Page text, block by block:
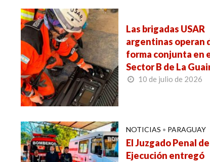
Las brigadas USAR
argentinas operan
forma conjunta en
Sector B de La
10 de julio de 2026
NOTICIAS • PARAGUAY
El Juzgado Penal de
Ejecución entregó